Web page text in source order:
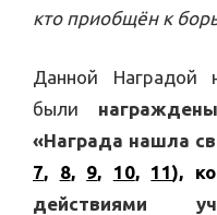
кто приобщён к
Данной Наградой
были
«Награда нашла
7, 8, 9, 10, 11),
действиями